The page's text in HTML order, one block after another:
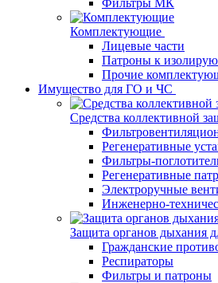
Фильтры МК
Комплектующие
Лицевые части
Патроны к
Прочие
Имущество для ГО и ЧС
Средства коллективной
Регенеративные
Фильтры-
Регенеративные
Электроручные
Инженерно-
Защита органов дыхания
Гражданские
Респираторы
Фильтры и патроны